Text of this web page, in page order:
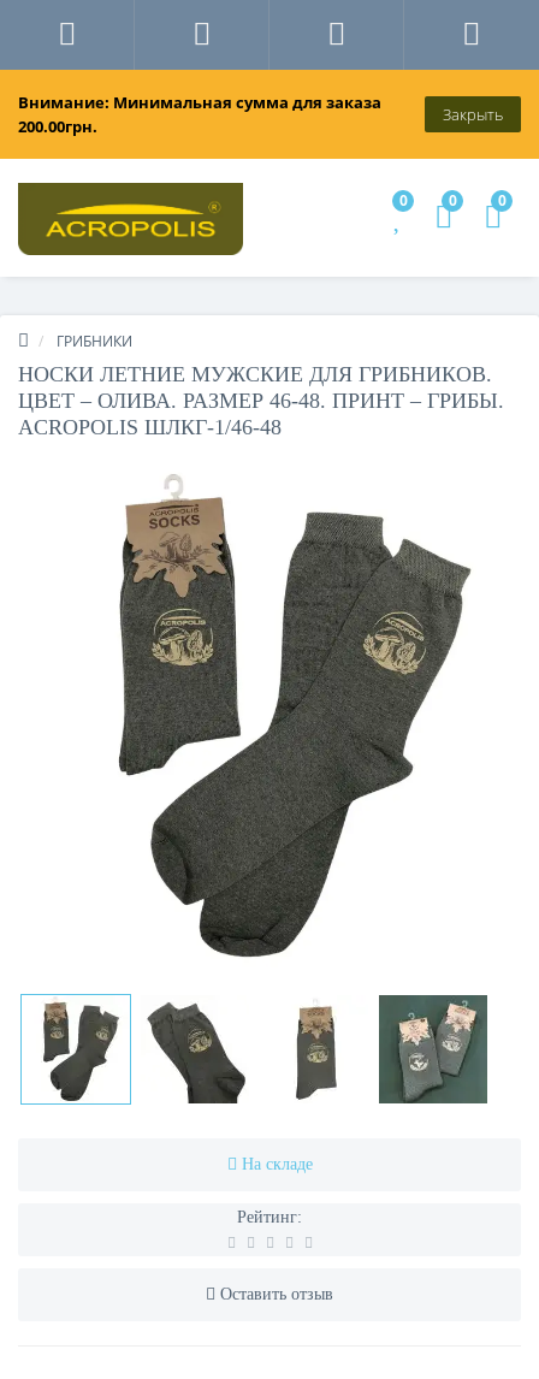
Внимание: Минимальная сумма для заказа
200.00грн.
Закрыть
0 0 0
ГРИБНИКИ
НОСКИ ЛЕТНИЕ МУЖСКИЕ ДЛЯ ГРИБНИКОВ.
ЦВЕТ – ОЛИВА. РАЗМЕР 46-48. ПРИНТ – ГРИБЫ.
ACROPOLIS ШЛКГ-1/46-48
На складе
Рейтинг:
Оставить отзыв